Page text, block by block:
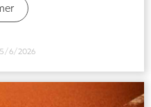
5/6/2026